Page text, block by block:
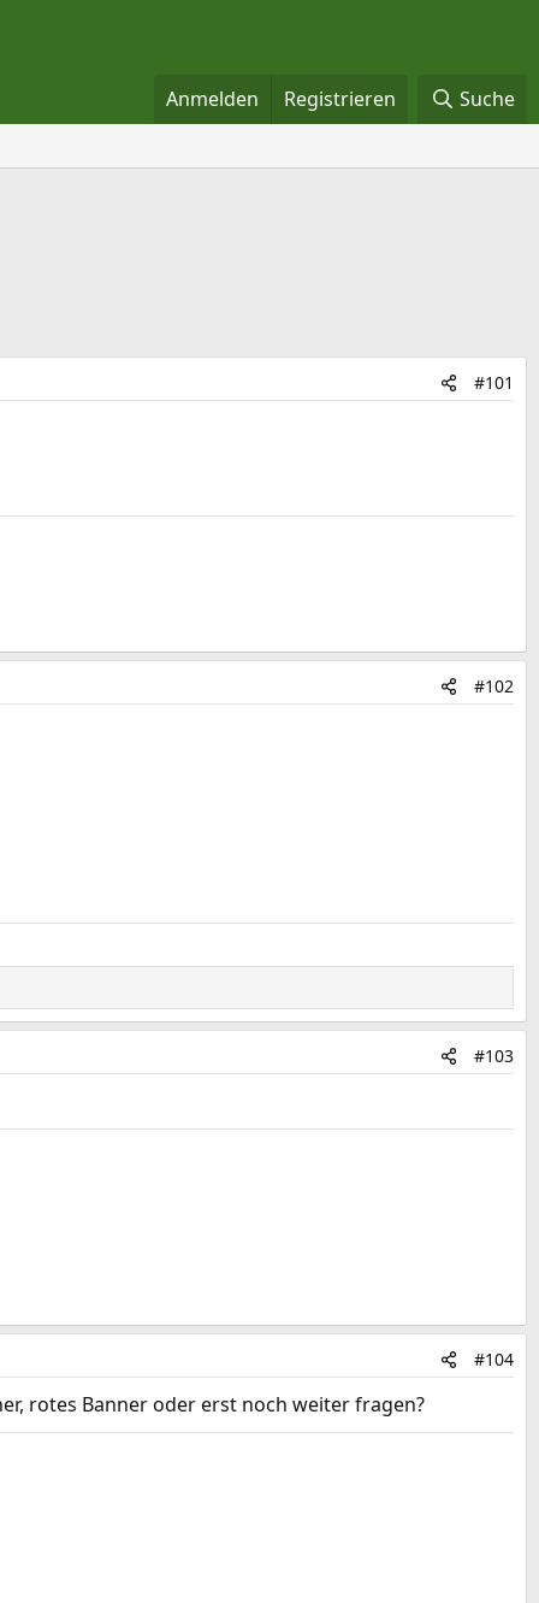
Anmelden Registrieren Suche
#101
#102
#103
#104
rotes Banner oder erst noch weiter fragen?